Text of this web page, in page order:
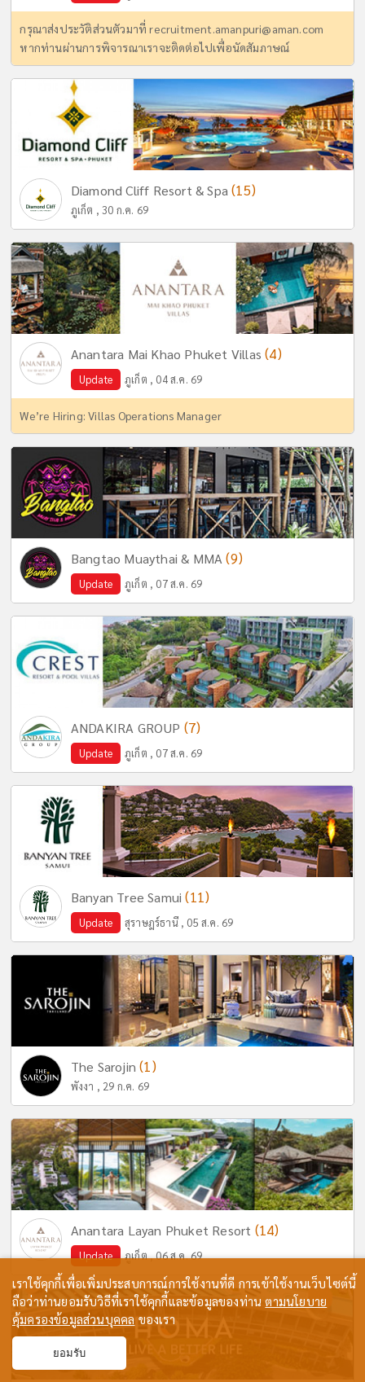
กรุณาส่งประวัติส่วนตัวมาที่recruitment.amanpuri@aman.com
หากท่านผ่านการพิจารณาเราจะติดต่อไปเพื่อนัดสัมภาษณ์
Diamond Cliff Resort & Spa(15)
ภูเก็ต , 30 ก.ค. 69
Anantara Mai Khao Phuket Villas(4)
Update ภูเก็ต , 04 ส.ค. 69
We’re Hiring: Villas Operations Manager
Bangtao Muaythai & MMA(9)
Update ภูเก็ต , 07 ส.ค. 69
ANDAKIRA GROUP (7)
Update ภูเก็ต , 07 ส.ค. 69
Banyan Tree Samui(11)
Update สุราษฎร์ธานี , 05 ส.ค. 69
The Sarojin(1)
พังงา , 29 ก.ค. 69
Anantara Layan Phuket Resort (14)
Update ภูเก็ต , 06 ส.ค. 69
เราใช้คุกกี้เพื่อเพิ่มประสบการณ์การใช้งานที่ดี การเข้าใช้งานเว็บไซต์นี้
ถือว่าท่านยอมรับวิธีที่เราใช้คุกกี้และข้อมูลของท่านตามนโยบาย
คุ้มครองข้อมูลส่วนบุคคล ของเรา
ยอมรับ